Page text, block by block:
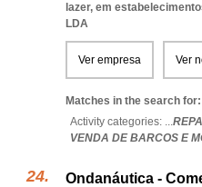
lazer, em
LDA
Ver empresa Ver
Matches in the search for:
Activity categories: ...
VENDA DE BARCOS E
Ondanáutica -